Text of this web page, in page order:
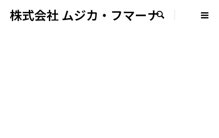
株式会社 ムジカ・フマーナ